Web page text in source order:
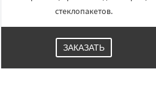
стеклопакетов.
ЗАКАЗАТЬ